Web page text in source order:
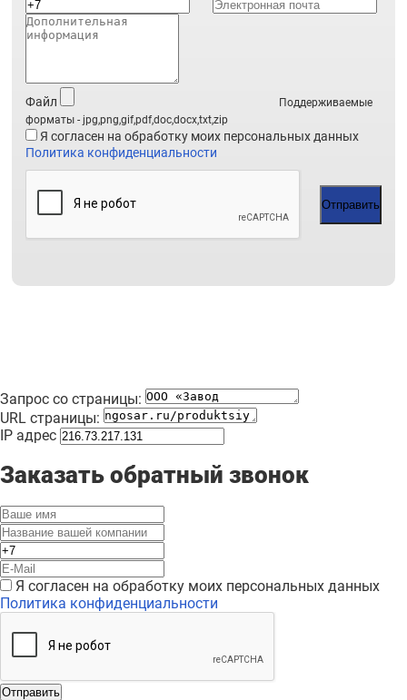
Файл
Поддерживаемые
форматы - jpg,png,gif,pdf,doc,docx,txt,zip
Я согласен на обработку моих персональных данных
Политика конфиденциальности
Отправить
Запрос со страницы:
URL страницы:
IP адрес
Заказать обратный звонок
Я согласен на обработку моих персональных данных
Политика конфиденциальности
Отправить